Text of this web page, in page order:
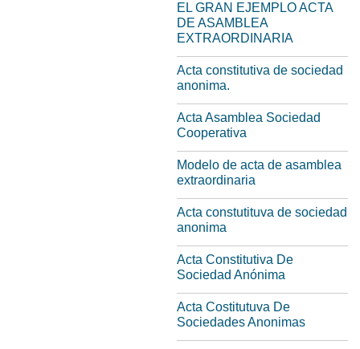
EL GRAN EJEMPLO ACTA
DE ASAMBLEA
EXTRAORDINARIA
Acta constitutiva de sociedad
anonima.
Acta Asamblea Sociedad
Cooperativa
Modelo de acta de asamblea
extraordinaria
Acta constutituva de sociedad
anonima
Acta Constitutiva De
Sociedad Anónima
Acta Costitutuva De
Sociedades Anonimas